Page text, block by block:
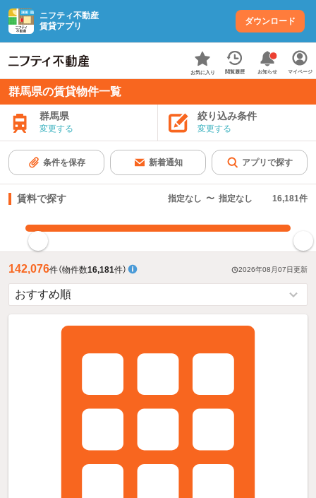
ニフティ不動産
賃貸アプリ
ダウンロード
お気に入り 閲覧履歴 お知らせ マイページ
群馬県の賃貸物件一覧
群馬県
変更する
絞り込み条件
変更する
条件を保存 新着通知 アプリで探す
賃料で探す 指定なし 〜 指定なし 16,181件
指定した賃料で絞り込む
142,076件（物件数16,181件） 2026年08月07日更新